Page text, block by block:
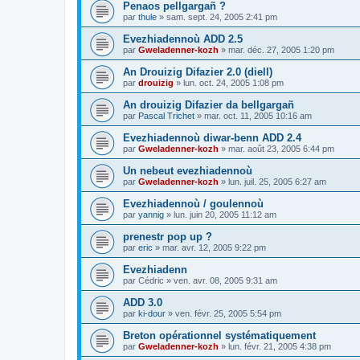
Penaos pellgargañ ?
par thule » sam. sept. 24, 2005 2:41 pm
Evezhiadennoù ADD 2.5
par Gweladenner-kozh » mar. déc. 27, 2005 1:20 pm
An Drouizig Difazier 2.0 (diell)
par drouizig » lun. oct. 24, 2005 1:08 pm
An drouizig Difazier da bellgargañ
par Pascal Trichet » mar. oct. 11, 2005 10:16 am
Evezhiadennoù diwar-benn ADD 2.4
par Gweladenner-kozh » mar. août 23, 2005 6:44 pm
Un nebeut evezhiadennoù
par Gweladenner-kozh » lun. juil. 25, 2005 6:27 am
Evezhiadennoù / goulennoù
par yannig » lun. juin 20, 2005 11:12 am
prenestr pop up ?
par eric » mar. avr. 12, 2005 9:22 pm
Evezhiadenn
par Cédric » ven. avr. 08, 2005 9:31 am
ADD 3.0
par ki-dour » ven. févr. 25, 2005 5:54 pm
Breton opérationnel systématiquement
par Gweladenner-kozh » lun. févr. 21, 2005 4:38 pm